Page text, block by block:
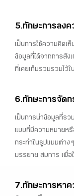
5.ทักษะการลงค
เป็นการใช้ความคิดเ
ข้อมูลที่ได้จากการสัง
ที่เคยเก็บรวบรวมไว้ใ
6.ทักษะการจัด
เป็นการนำข้อมูลที่รว
แบบที่มีความหมายห
กระทำในรูปแบบต่าง
บรรยาย สมการ เพื่อ
7.ทักษะการหาค